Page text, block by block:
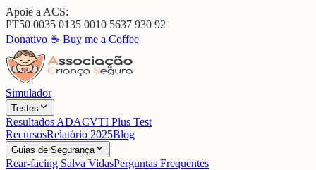
Apoie a ACS:
PT50 0035 0135 0010 5637 930 92
Donativo ☕ Buy me a Coffee
Simulador
Testes
Resultados ADACVTI Plus Test
RecursosRelatório 2025Blog
Guias de Segurança
Rear-facing Salva VidasPerguntas Frequentes